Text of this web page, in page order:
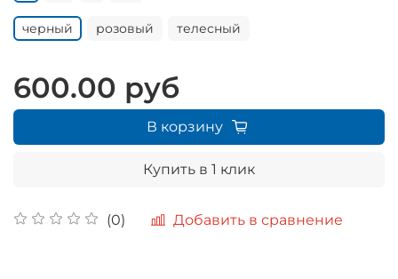
(0) Добавить в сравнение
черный розовый телесный
600.00 руб
В корзину
Купить в 1 клик